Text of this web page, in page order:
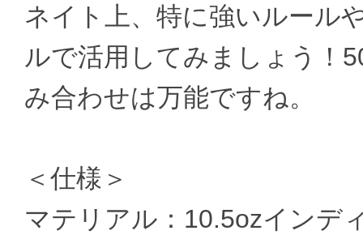
ネイト上、特に強いルール
ルで活用してみましょう！
み合わせは万能ですね。
＜仕様＞
マテリアル：10.5ozインデ